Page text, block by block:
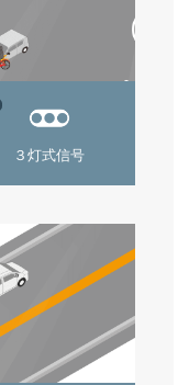
３灯式信号